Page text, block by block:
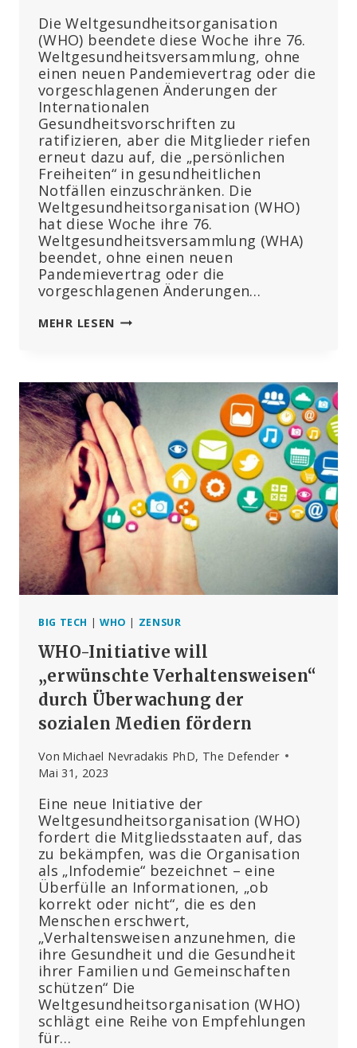
Die Weltgesundheitsorganisation
(WHO) beendete diese Woche ihre 76.
Weltgesundheitsversammlung, ohne
einen neuen Pandemievertrag oder die
vorgeschlagenen Änderungen der
Internationalen
Gesundheitsvorschriften zu
ratifizieren, aber die Mitglieder riefen
erneut dazu auf, die „persönlichen
Freiheiten“ in gesundheitlichen
Notfällen einzuschränken. Die
Weltgesundheitsorganisation (WHO)
hat diese Woche ihre 76.
Weltgesundheitsversammlung (WHA)
beendet, ohne einen neuen
Pandemievertrag oder die
vorgeschlagenen Änderungen…
MEHR LESEN WELTGESUNDHEITSVERSAMMLUNG
PERSÖNLICHEN
FREIHEITEN“
UND
AUSWEITUNG
DER
NOTFALLBEFUGNISSE
DER
WHO
BIG TECH | WHO | ZENSUR
WHO-Initiative will
„erwünschte Verhaltensweisen“
durch Überwachung der
sozialen Medien fördern
Von Michael Nevradakis PhD, The Defender
Mai 31, 2023
Eine neue Initiative der
Weltgesundheitsorganisation (WHO)
fordert die Mitgliedsstaaten auf, das
zu bekämpfen, was die Organisation
als „Infodemie“ bezeichnet – eine
Überfülle an Informationen, „ob
korrekt oder nicht“, die es den
Menschen erschwert,
„Verhaltensweisen anzunehmen, die
ihre Gesundheit und die Gesundheit
ihrer Familien und Gemeinschaften
schützen“ Die
Weltgesundheitsorganisation (WHO)
schlägt eine Reihe von Empfehlungen
für…